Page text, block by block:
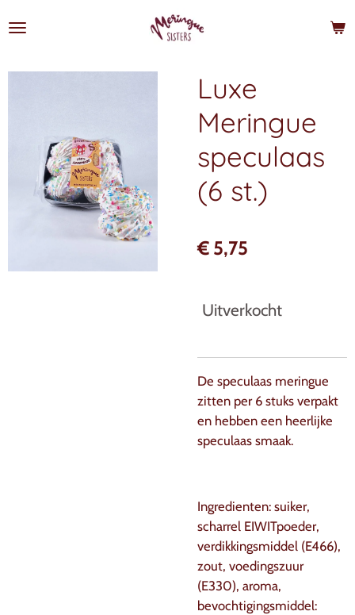
direct
de
Luxe
Meringue
speculaas
(6 st.)
€ 5,75
Uitverkocht
De speculaas meringue
zitten per 6 stuks verpakt
en hebben een heerlijke
speculaas smaak.
Ingredienten: suiker,
scharrel EIWITpoeder,
verdikkingsmiddel (E466),
zout, voedingszuur
(E330), aroma,
bevochtigingsmiddel: